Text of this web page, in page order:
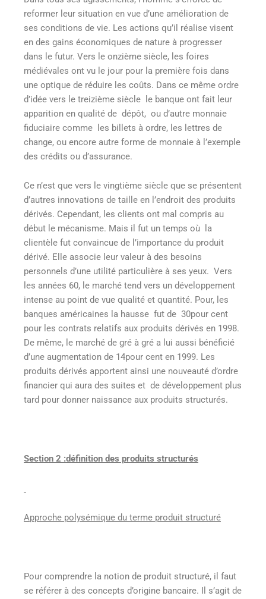
reformer leur situation en vue d’une amélioration de
ses conditions de vie. Les actions qu’il réalise visent
en des gains économiques de nature à progresser
dans le futur. Vers le onzième siècle, les foires
médiévales ont vu le jour pour la première fois dans
une optique de réduire les coûts. Dans ce même ordre
d’idée vers le treizième siècle le banque ont fait leur
apparition en qualité de dépôt, ou d’autre monnaie
fiduciaire comme les billets à ordre, les lettres de
change, ou encore autre forme de monnaie à l’exemple
des crédits ou d’assurance.
Ce n’est que vers le vingtième siècle que se présentent
d’autres innovations de taille en l’endroit des produits
dérivés. Cependant, les clients ont mal compris au
début le mécanisme. Mais il fut un temps où la
clientèle fut convaincue de l’importance du produit
dérivé. Elle associe leur valeur à des besoins
personnels d’une utilité particulière à ses yeux. Vers
les années 60, le marché tend vers un développement
intense au point de vue qualité et quantité. Pour, les
banques américaines la hausse fut de 30pour cent
pour les contrats relatifs aux produits dérivés en 1998.
De même, le marché de gré à gré a lui aussi bénéficié
d’une augmentation de 14pour cent en 1999. Les
produits dérivés apportent ainsi une nouveauté d’ordre
financier qui aura des suites et de développement plus
tard pour donner naissance aux produits structurés.
Section 2 :définition des produits structurés
Approche polysémique du terme produit structuré
Pour comprendre la notion de produit structuré, il faut
se référer à des concepts d’origine bancaire. Il s’agit de